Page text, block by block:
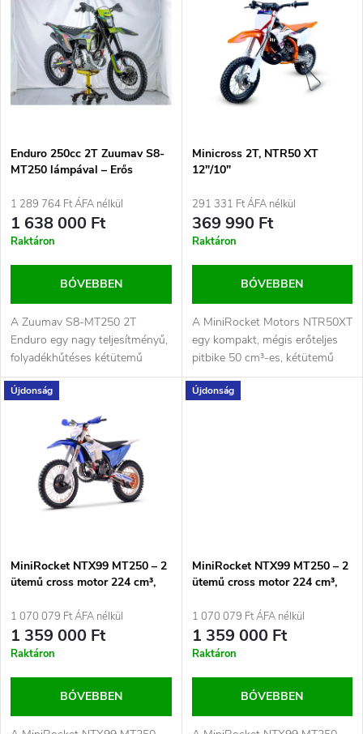
m
é
e
k
r
n
d
e
e
Legnépszerűbb termékek
ABC szerint
e
r
m
é
k
e
k
l
i
s
a
Enduro 250cc 2T Zuumav S8-
MT250 lámpával – Erős
colos kerekekkel
1 289 764 Ft ÁFA nélkül
1 638 000 Ft
Raktáron
BŐVEBBEN
A Zuumav S8-MT250 2T
Enduro egy nagy teljesítményű,
folyadékhűtéses kétütemű
enduro motor, amelyet
kifejezetten...
Minicross 2T, NTR50 XT
12″/10″
291 331 Ft ÁFA nélkül
369 990 Ft
Raktáron
BŐVEBBEN
A MiniRocket Motors NTR50XT
egy kompakt, mégis erőteljes
pitbike 50 cm³-es, kétütemű
motorral, ideális fiatal...
Újdonság
MiniRocket NTX99 MT250 – 2
ütemű cross motor 224 cm³,
1 070 079 Ft ÁFA nélkül
1 359 000 Ft
Raktáron
BŐVEBBEN
Újdonság
MiniRocket NTX99 MT250 – 2
ütemű cross motor 224 cm³,
1 070 079 Ft ÁFA nélkül
1 359 000 Ft
Raktáron
BŐVEBBEN